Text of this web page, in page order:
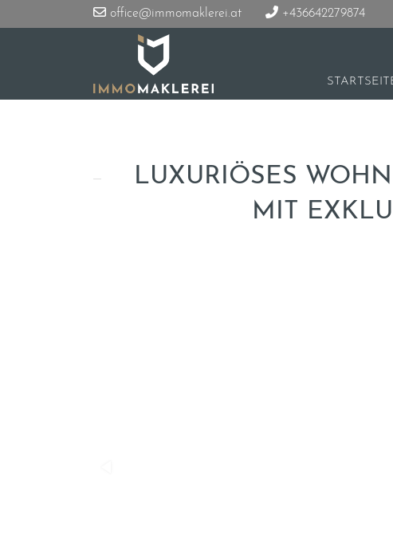
office@immomaklerei.at +436642279874
LUXURIÖSES
MIT